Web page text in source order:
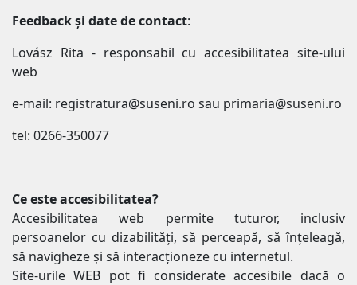
Feedback și date de contact:
Lovász Rita - responsabil cu accesibilitatea site-ului
web
e-mail: registratura@suseni.ro sau primaria@suseni.ro
tel: 0266-350077
Ce este accesibilitatea?
Accesibilitatea web permite tuturor, inclusiv
persoanelor cu dizabilități, să perceapă, să înțeleagă,
să navigheze și să interacționeze cu internetul.
Site-urile WEB pot fi considerate accesibile dacă o